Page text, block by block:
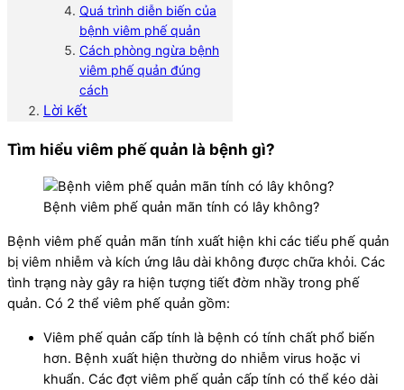
Quá trình diễn biến của
bệnh viêm phế quản
Cách phòng ngừa bệnh
viêm phế quản đúng
cách
Lời kết
Tìm hiểu viêm phế quản là bệnh gì?
Bệnh viêm phế quản mãn tính có lây không?
Bệnh viêm phế quản mãn tính xuất hiện khi các tiểu phế quản
bị viêm nhiễm và kích ứng lâu dài không được chữa khỏi. Các
tình trạng này gây ra hiện tượng tiết đờm nhầy trong phế
quản. Có 2 thể viêm phế quản gồm:
Viêm phế quản cấp tính là bệnh có tính chất phổ biến
hơn. Bệnh xuất hiện thường do nhiễm virus hoặc vi
khuẩn. Các đợt viêm phế quản cấp tính có thể kéo dài